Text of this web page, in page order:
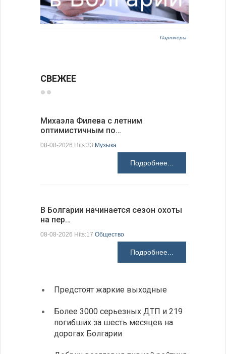
Партнёры
СВЕЖЕЕ
Михаэла Филева с летним
оптимистичным по…
08-08-2026 Hits:33 Музыка
Подробнее...
В Болгарии начинается сезон охоты
на пер…
08-08-2026 Hits:17 Общество
Подробнее...
Предстоят жаркие выходные
Более 3000 серьезных ДТП и 219
погибших за шесть месяцев на
дорогах Болгарии